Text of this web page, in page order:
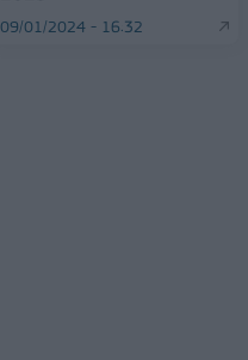
09/01/2024 - 16:32